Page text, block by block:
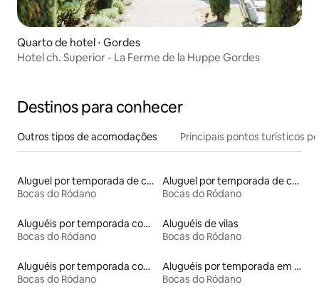
Quarto de hotel ⋅ Gordes
Hotel ch. Superior - La Ferme de la Huppe Gordes
Destinos para conhecer
Outros tipos de acomodações Principais pontos turísticos
Aluguel por temporada de casas de hóspedes
Bocas do Ródano
Aluguel por temporada de castelos
Bocas do Ródano
Aluguéis por temporada com acesso ao lago
Bocas do Ródano
Aluguéis de vilas
Bocas do Ródano
Aluguéis por temporada com acesso à praia
Bocas do Ródano
Aluguéis por temporada em albergue
Bocas do Ródano